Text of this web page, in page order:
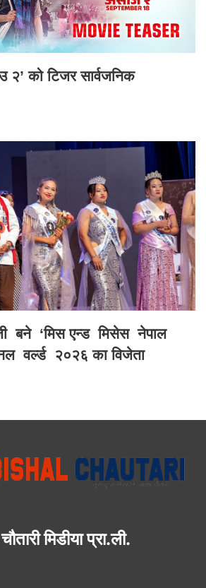
२’ को टिजर सार्वजनिक
बने ‘मिस एन्ड मिसेस नेपाल
वर्ल्ड २०२६ का विजेता
मिडीया प्रा.ली.